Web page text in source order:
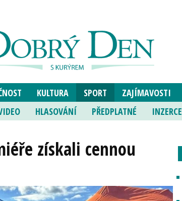
KULTURA SPORT ZAJÍMAVOSTI
HLASOVÁNÍ PŘEDPLATNÉ INZERCE
získali cennou